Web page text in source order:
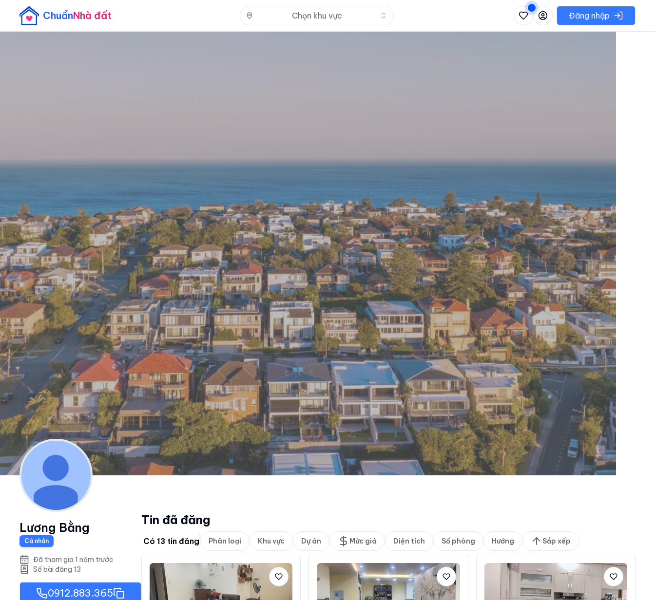
ChuẩnNhà đất Chọn khu vực Nhấn để mở danh sách các khu vực có thể chọnĐăng nhập
Lương Bằng
Cá nhân
Đã tham gia 1 năm trước
Số bài đăng 13
0912.883.365
Tin đã đăng
Có 13 tin đăng Phân loại Khu vực Dự án Mức giá Diện tích Số phòng Hướng Sắp xếp